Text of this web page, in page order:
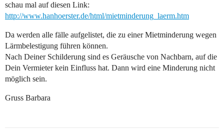
schau mal auf diesen Link:
http://www.hanhoerster.de/html/mietminderung_laerm.htm
Da werden alle fälle aufgelistet, die zu einer Mietminderung wegen
Lärmbelestigung führen können.
Nach Deiner Schilderung sind es Geräusche von Nachbarn, auf die
Dein Vermieter kein Einfluss hat. Dann wird eine Minderung nicht
möglich sein.
Gruss Barbara